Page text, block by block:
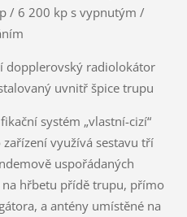
/ 6 200 kp s vypnutým /
radiolokátor
uvnitř špice trupu
systém „vlastní-cizí“
zařízení využívá sestavu tří
uspořádaných
na hřbetu přídě trupu, přímo
a antény umístěné na